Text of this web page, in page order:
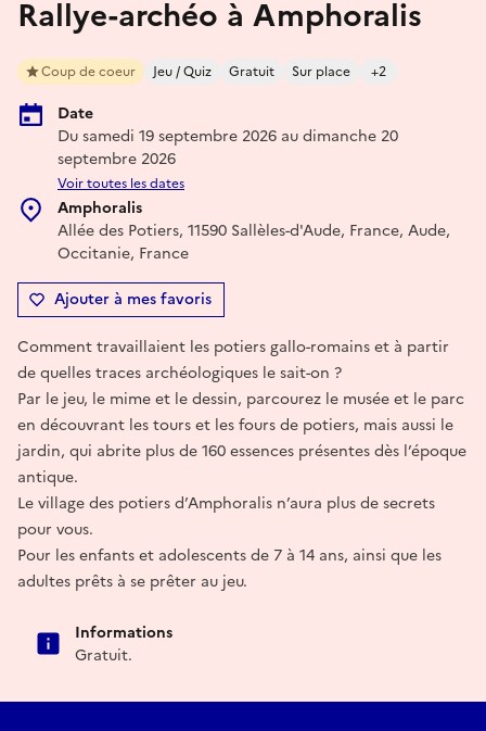
Rallye-archéo à Amphoralis
Coup de coeur Jeu / Quiz Gratuit Sur place +2
Date
Du samedi 19 septembre 2026 au dimanche 20
septembre 2026
Voir toutes les dates
Amphoralis
Allée des Potiers, 11590 Sallèles-d'Aude, France, Aude,
Occitanie, France
Ajouter à mes favoris
Comment travaillaient les potiers gallo-romains et à partir
de quelles traces archéologiques le sait-on ?
Par le jeu, le mime et le dessin, parcourez le musée et le parc
en découvrant les tours et les fours de potiers, mais aussi le
jardin, qui abrite plus de 160 essences présentes dès l’époque
antique.
Le village des potiers d’Amphoralis n’aura plus de secrets
pour vous.
Pour les enfants et adolescents de 7 à 14 ans, ainsi que les
adultes prêts à se prêter au jeu.
Informations
Gratuit.